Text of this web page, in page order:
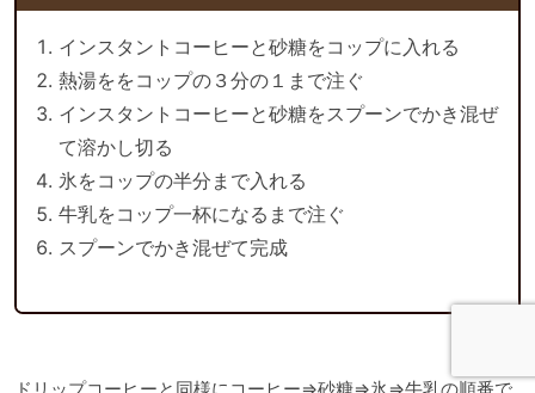
インスタントコーヒーと砂糖をコップに入れる
熱湯ををコップの３分の１まで注ぐ
インスタントコーヒーと砂糖をスプーンでかき混ぜ
て溶かし切る
氷をコップの半分まで入れる
牛乳をコップ一杯になるまで注ぐ
スプーンでかき混ぜて完成